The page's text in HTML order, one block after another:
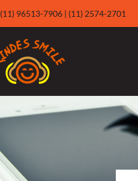
(11) 96513-7906 | (11) 2574-2701